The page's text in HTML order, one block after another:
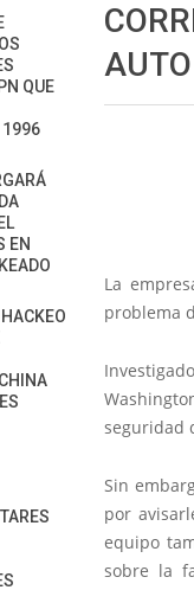
AUTO
La
problema
seguridad
Sin
por
equipo
sobre la
QUE
1996
EN